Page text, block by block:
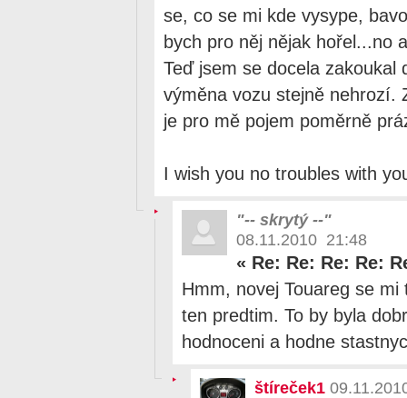
se, co se mi kde vysype,
bych pro něj nějak hořel...no
Teď jsem se docela zakoukal
výměna vozu stejně nehrozí.
je pro mě pojem poměrně
I wish you no troubles with
"-- skrytý --"
08.11.2010 21:48
« Re: Re: Re: Re:
Hmm, novej Touareg se
ten predtim. To by byla
hodnoceni a hodne
štíreček1